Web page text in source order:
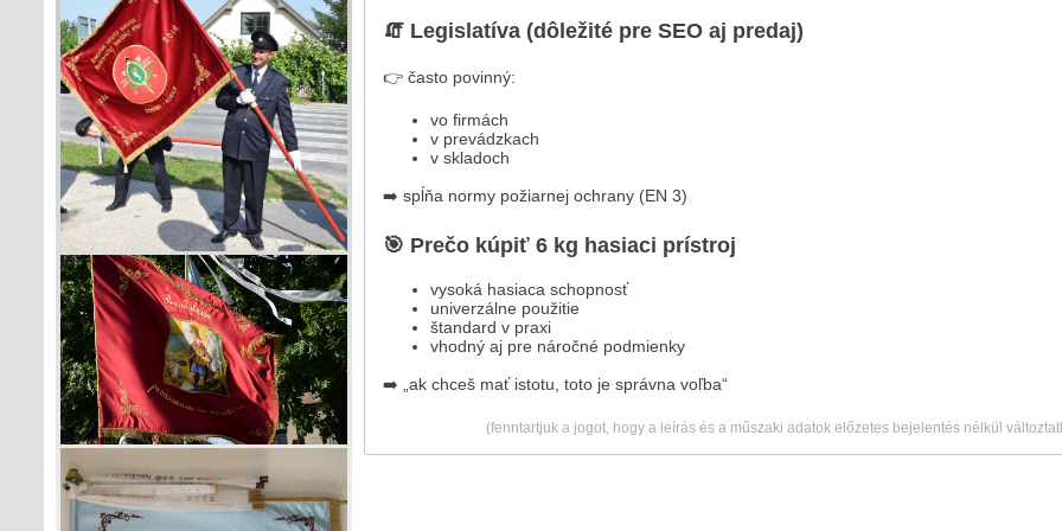
🧯 Legislatíva (dôležité pre SEO aj predaj)
👉 často povinný:
vo firmách
v prevádzkach
v skladoch
➡️ spĺňa normy požiarnej ochrany (EN 3)
🎯 Prečo kúpiť 6 kg hasiaci prístroj
vysoká hasiaca schopnosť
univerzálne použitie
štandard v praxi
vhodný aj pre náročné podmienky
➡️ „ak chceš mať istotu, toto je správna voľba“
(fenntartjuk a jogot, hogy a leírás és a műszaki adatok előzetes bejelentés nélkül